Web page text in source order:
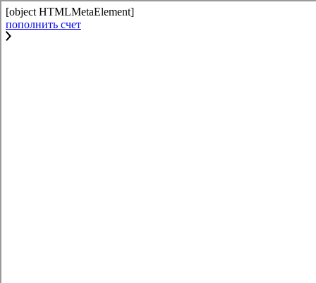
[object HTMLMetaElement]
пополнить счет